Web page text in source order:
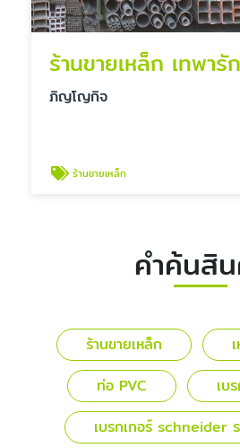
ร้านขายเหล็ก เทพารั
ภิญโญกิจ
ร้านขายเหล็ก
คำค้นสิ
ร้านขายเหล็ก
ท่อ PVC
เบ
เบรกเกอร์ schneider